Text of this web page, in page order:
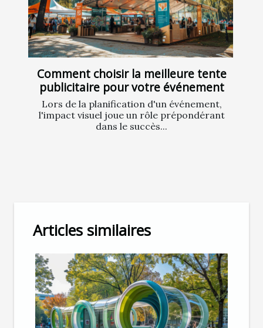
Comment choisir la meilleure tente
publicitaire pour votre événement
Lors de la planification d'un événement,
l'impact visuel joue un rôle prépondérant
dans le succès...
Articles similaires